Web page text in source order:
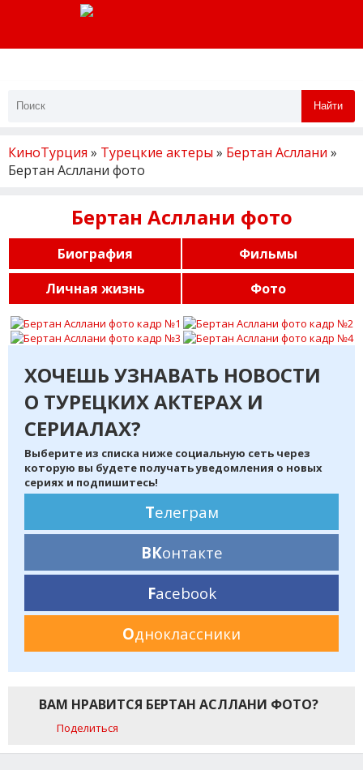
Найти
КиноТурция » Турецкие актеры » Бертан Асллани »
Бертан Асллани фото
Бертан Асллани фото
Биография
Фильмы
Личная жизнь
Фото
ХОЧЕШЬ УЗНАВАТЬ НОВОСТИ
О ТУРЕЦКИХ АКТЕРАХ И
СЕРИАЛАХ?
Выберите из списка ниже социальную сеть через
которую вы будете получать уведомления о новых
сериях и подпишитесь!
Телеграм
ВКонтакте
Facebook
Одноклассники
ВАМ НРАВИТСЯ БЕРТАН АСЛЛАНИ ФОТО?
Поделиться